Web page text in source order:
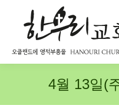
4월 13일(